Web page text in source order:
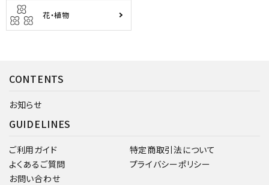
花・植物
CONTENTS
お知らせ
GUIDELINES
ご利用ガイド
よくあるご質問
お問い合わせ
特定商取引法について
プライバシーポリシー